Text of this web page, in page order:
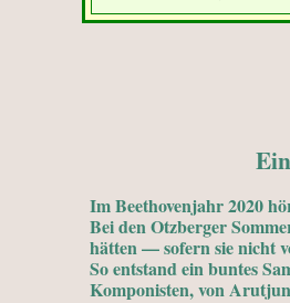
Im Beethovenjahr 2020
Bei den Otzberger
hätten — sofern sie nicht
So entstand ein buntes
Komponisten, von